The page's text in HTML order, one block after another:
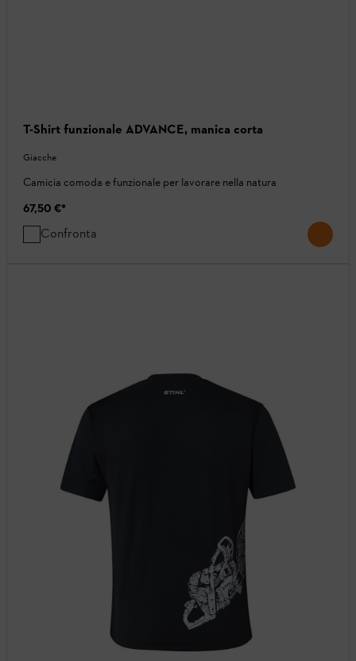
T-Shirt funzionale ADVANCE, manica corta
Giacche
Camicia comoda e funzionale per lavorare nella natura
67,50 €*
Confronta